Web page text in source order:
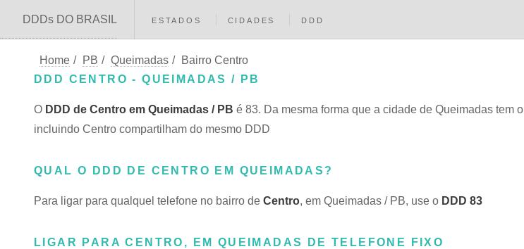
DDDs DO BRASIL ESTADOS CIDADES DDD
Home / PB / Queimadas /
Bairro Centro
DDD CENTRO - QUEIMADAS / PB
O DDD de Centro em Queimadas / PB é 83. Da mesma forma que a cidade de Queimadas tem o
incluindo Centro compartilham do mesmo DDD
QUAL O DDD DE CENTRO EM QUEIMADAS?
Para ligar para qualquel telefone no bairro de Centro, em Queimadas / PB, use o DDD 83
LIGAR PARA CENTRO, EM QUEIMADAS DE TELEFONE FIXO